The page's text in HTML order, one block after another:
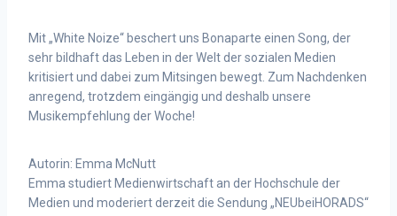
Mit „White Noize“ beschert uns Bonaparte einen Song, der
sehr bildhaft das Leben in der Welt der sozialen Medien
kritisiert und dabei zum Mitsingen bewegt. Zum Nachdenken
anregend, trotzdem eingängig und deshalb unsere
Musikempfehlung der Woche!
Autorin: Emma McNutt
Emma studiert Medienwirtschaft an der Hochschule der
Medien und moderiert derzeit die Sendung „NEUbeiHORADS“